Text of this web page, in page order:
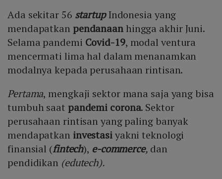
Ada sekitar 56 startup Indonesia yang
mendapatkan pendanaanhingga akhir Juni.
Selama pandemi Covid-19, modal ventura
mencermati lima hal dalam menanamkan
modalnya kepada perusahaan rintisan.
Pertama, mengkaji sektor mana saja yang bisa
tumbuh saat pandemi corona. Sektor
perusahaan rintisan yang paling banyak
mendapatkan investasiyakni teknologi
finansial (fintech), e-commerce, dan
pendidikan (edutech).